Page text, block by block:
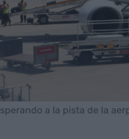
a la pista de la